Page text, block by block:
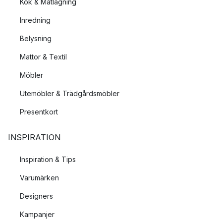
Inredning
Belysning
Mattor & Textil
Möbler
Utemöbler & Trädgårdsmöbler
Presentkort
INSPIRATION
Inspiration & Tips
Varumärken
Designers
Kampanjer